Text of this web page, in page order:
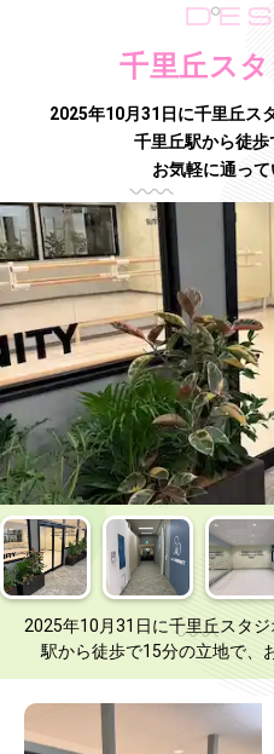
千里丘ス
2025年10月31日に千里丘ス
千里丘駅から徒歩
お気軽に通って
2025年10月31日に千里丘スタ
駅から徒歩で15分の立地で、